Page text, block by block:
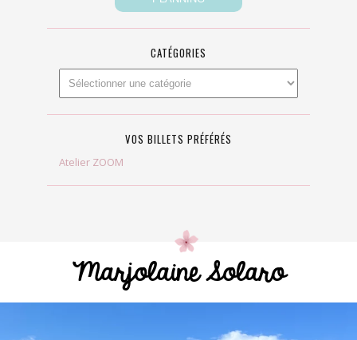
CATÉGORIES
VOS BILLETS PRÉFÉRÉS
Atelier ZOOM
Marjolaine Solaro